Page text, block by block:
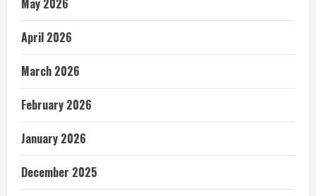
April 2026
March 2026
February 2026
January 2026
December 2025